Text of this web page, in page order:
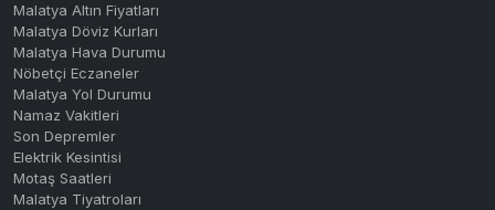
Malatya Altın Fiyatları
Malatya Döviz Kurları
Malatya Hava Durumu
Nöbetçi Eczaneler
Malatya Yol Durumu
Namaz Vakitleri
Son Depremler
Elektrik Kesintisi
Motaş Saatleri
Malatya Tiyatroları